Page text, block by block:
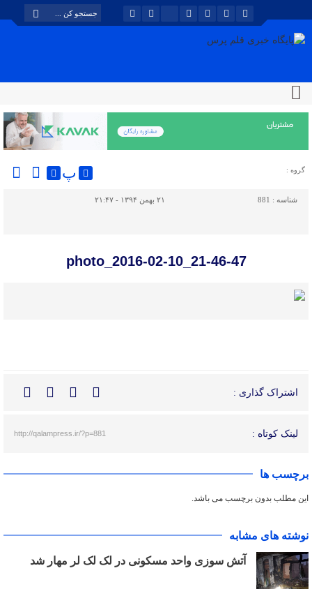
گروه : پ
شناسه : 881 ۲۱ بهمن ۱۳۹۴ - ۲۱:۴۷
photo_2016-02-10_21-46-47
اشتراک گذاری :
لینک کوتاه : http://qalampress.ir/?p=881
برچسب ها
این مطلب بدون برچسب می باشد.
نوشته های مشابه
آتش سوزی واحد مسکونی در لک لک لر مهار شد